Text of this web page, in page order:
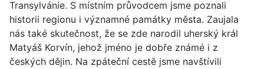
Transylvánie. S místním průvodcem jsme poznali
historii regionu i významné památky města. Zaujala
nás také skutečnost, že se zde narodil uherský král
Matyáš Korvín, jehož jméno je dobře známé i z
českých dějin. Na zpáteční cestě jsme navštívili